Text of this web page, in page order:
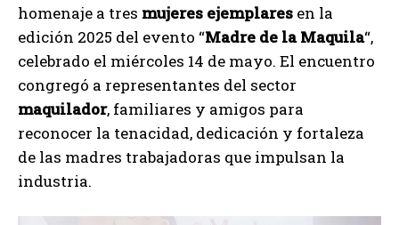
homenaje a tres mujeres ejemplares en la
edición 2025 del evento “Madre de la Maquila“,
celebrado el miércoles 14 de mayo. El encuentro
congregó a representantes del sector
maquilador, familiares y amigos para
reconocer la tenacidad, dedicación y fortaleza
de las madres trabajadoras que impulsan la
industria.